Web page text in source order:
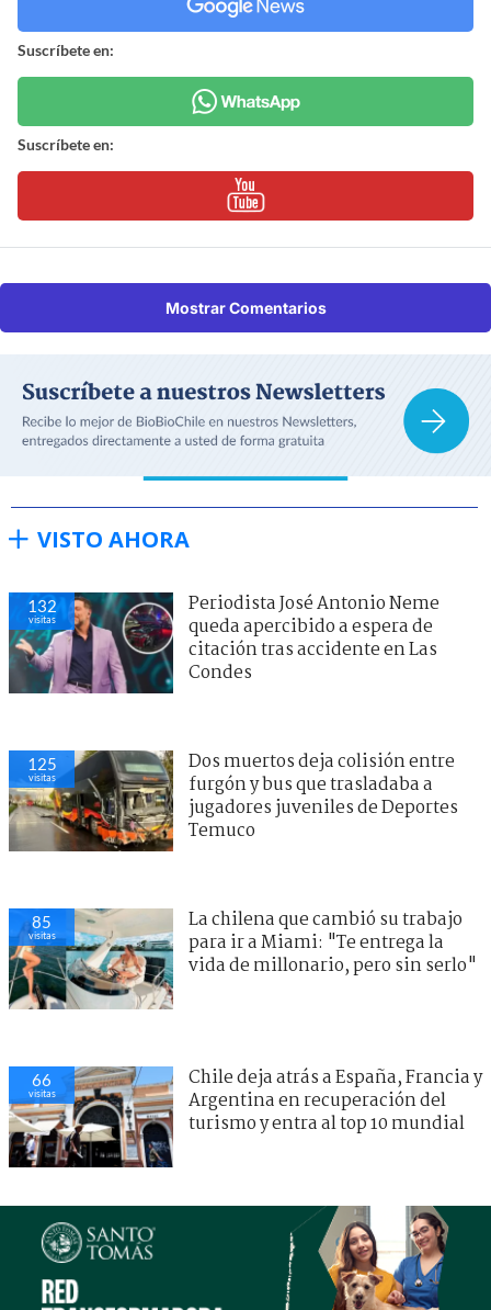
Suscríbete en:
Suscríbete en:
Mostrar Comentarios
VISTO AHORA
132
visitas
Periodista José Antonio Neme
queda apercibido a espera de
citación tras accidente en Las
Condes
125
visitas
Dos muertos deja colisión entre
furgón y bus que trasladaba a
jugadores juveniles de Deportes
Temuco
85
visitas
La chilena que cambió su trabajo
para ir a Miami: "Te entrega la
vida de millonario, pero sin serlo"
66
visitas
Chile deja atrás a España, Francia y
Argentina en recuperación del
turismo y entra al top 10 mundial